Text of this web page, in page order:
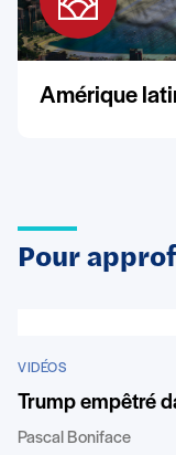
Amérique
Pour
VIDÉOS
Trump empêtré
Pascal Boniface